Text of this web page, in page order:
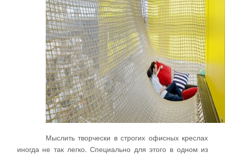
Мыслить творчески в строгих офисных креслах
иногда не так легко. Специально для этого в одном из